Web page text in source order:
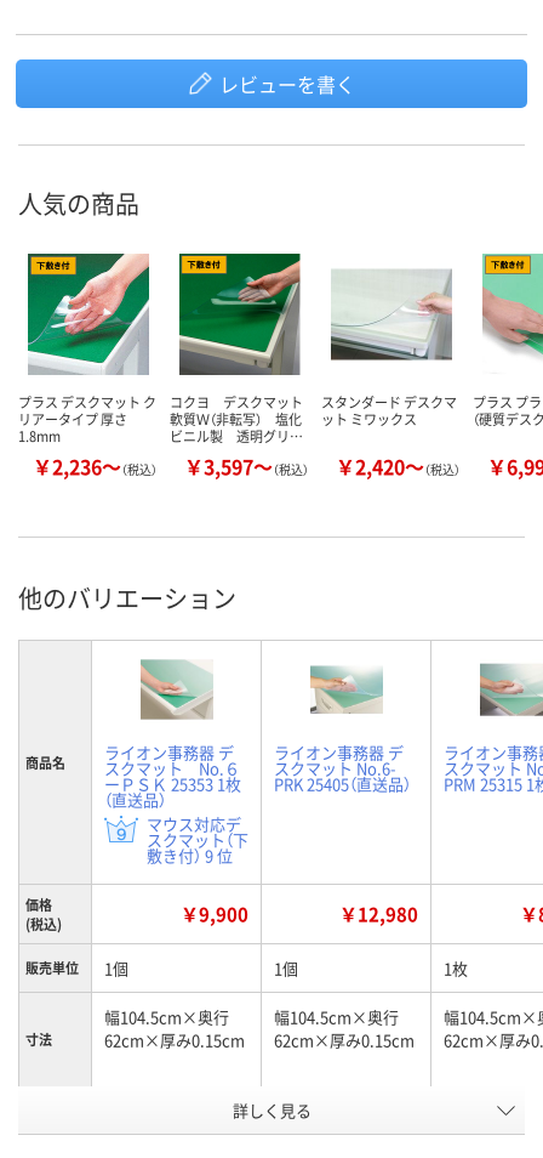
レビューを書く
人気の商品
プラス デスクマット ク
リアータイプ 厚さ
1.8mm
￥2,236～（税込）
コクヨ デスクマット
軟質Ｗ（非転写） 塩化
ビニル製 透明グリ…
￥3,597～（税込）
スタンダード デスクマ
ット ミワックス
￥2,420～（税込）
プラス プ
（硬質デス
￥
他のバリエーション
商品名 ライオン事務器 デ
スクマット No.６
ーＰＳＫ 25353 1枚
（直送品）
マウス対応デ
スクマット（下
敷き付） 9 位
ライオン事務器 デ
スクマット No.6-
PRK 25405（直送品）
ライオン事務
スクマット
PRM 25315 1
価格
(税込)
￥9,900 ￥12,980
販売単位 1個 1個 1枚
寸法
幅104.5cm×奥行
62cm×厚み0.15cm
幅104.5cm×奥行
62cm×厚み0.15cm
幅104.5cm×
62cm×厚み
プ
グリーンマット/再
生塩ビ（光沢）
グリーンマット付/
再生オレフィン
グリーンマ
再生塩ビ
詳しく見る